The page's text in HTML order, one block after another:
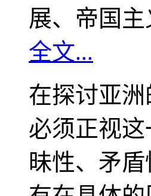
展、帝国
全文...
在探讨亚
必须正视
昧性、矛